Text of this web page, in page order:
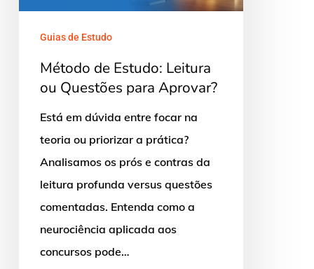
Questões
paraGuias de Estudo
Método de Estudo: Leitura
ou Questões para Aprovar?
Está em dúvida entre focar na
teoria ou priorizar a prática?
Analisamos os prós e contras da
leitura profunda versus questões
comentadas. Entenda como a
neurociência aplicada aos
concursos pode…